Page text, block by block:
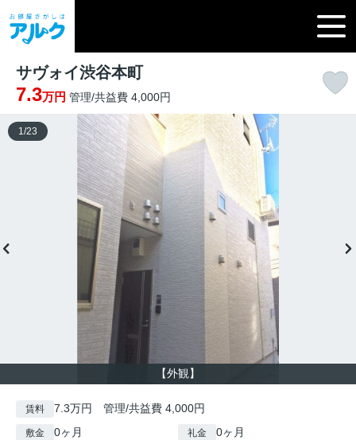
サヴォイ渋谷本町
7.3万円 管理/共益費 4,000円
【外観】
1 /23
賃料 7.3万円 管理/共益費 4,000円
敷金 0ヶ月 礼金 0ヶ月